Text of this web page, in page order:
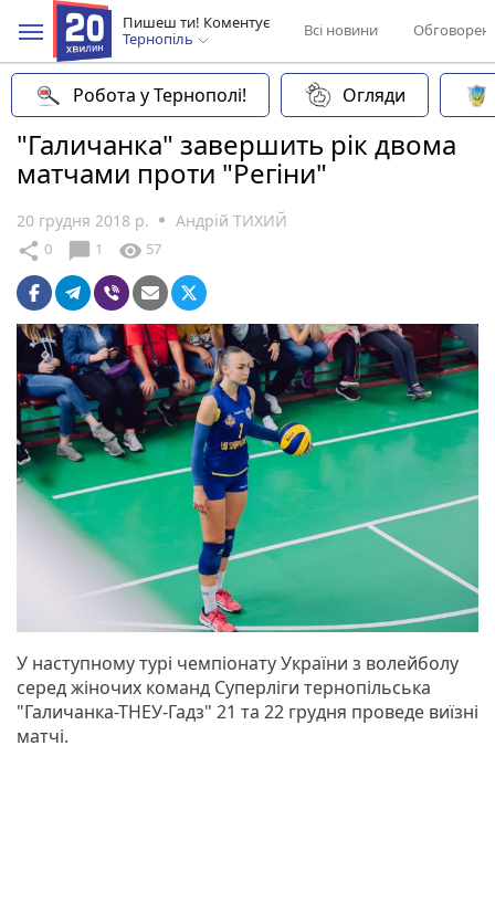
Пишеш ти! Коментує
Тернопіль
Всі новини
Робота у Тернополі! Огляди
"Галичанка" завершить рік двома
матчами проти "Регіни"
20 грудня 2018 р. Андрій ТИХИЙ
share 0 chat_bubble 1 visibility 57
У наступному турі чемпіонату України з волейболу
серед жіночих команд Суперліги тернопільська
"Галичанка-ТНЕУ-Гадз" 21 та 22 грудня проведе виїзні
матчі.